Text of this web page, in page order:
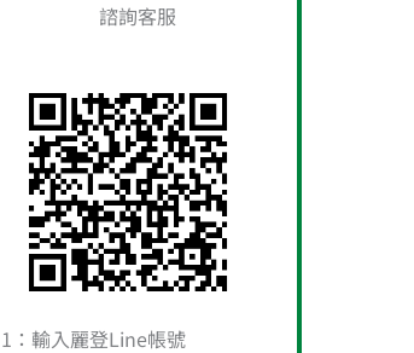
諮詢客服
1：輸入麗登Line帳號